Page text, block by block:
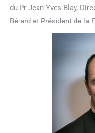
du Pr Jean-Yves Blay,
Bérard et Président de la